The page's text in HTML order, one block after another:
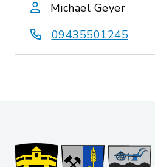
Michael Geyer
09435501245